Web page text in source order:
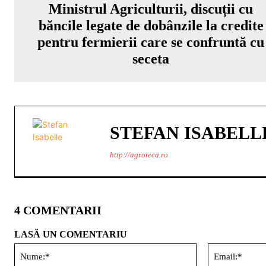
Ministrul Agriculturii, discuții cu
băncile legate de dobânzile la credite
pentru fermierii care se confruntă cu
seceta
STEFAN
http://agroteca.ro
4 COMENTARII
LASĂ UN COMENTARIU